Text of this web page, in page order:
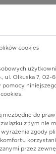
-
cookies
ul. Olkuska 7, 02-
niezbędne do
z tym nie
zgody
przez
Google Play